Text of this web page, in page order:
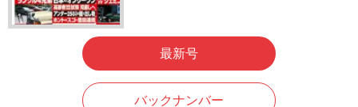
最新号
バックナンバー